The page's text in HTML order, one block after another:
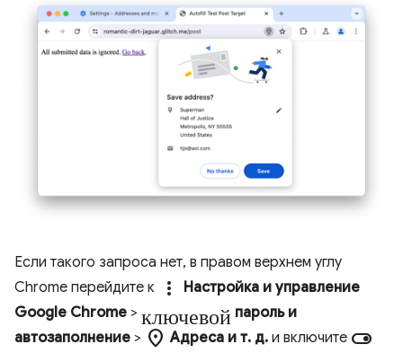
Если такого запроса нет, в правом верхнем углу
Chrome перейдите к
more_vert
Настройка и управление
Google Chrome > ключевой пароль и
автозаполнение > location_on Адреса и т. д. и включите toggle_on